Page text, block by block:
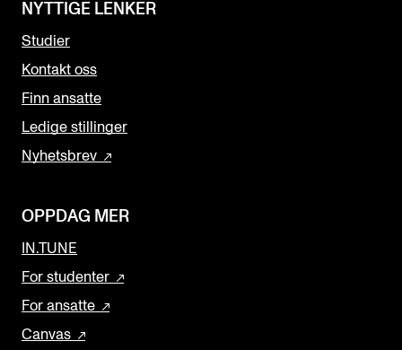
NYTTIGE LENKER
Studier
Kontakt oss
Finn ansatte
Ledige stillinger
Nyhetsbrev
OPPDAG MER
IN.TUNE
For studenter
For ansatte
Canvas